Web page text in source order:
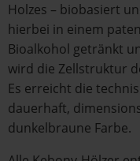
Holzes – biobasiert
hierbei in einem
Bioalkohol getränkt
wird die Zellstruktur
Es erreicht die
dauerhaft,
dunkelbraune Farbe.